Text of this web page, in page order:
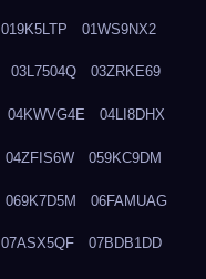
019K5LTP 01WS9NX2
03L7504Q 03ZRKE69
04KWVG4E 04LI8DHX
04ZFIS6W 059KC9DM
069K7D5M 06FAMUAG
07ASX5QF 07BDB1DD